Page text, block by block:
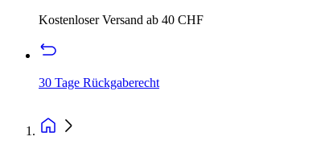
Kostenloser Versand ab 40 CHF
30 Tage Rückgaberecht